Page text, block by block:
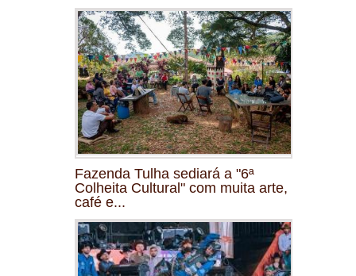
Fazenda Tulha sediará a "6ª
Colheita Cultural" com muita arte,
café e...